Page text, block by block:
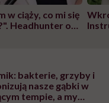
w ciąży, co mi się
Headhunter o
bakterie, grzyby i
nasze gąbki w
tempie, a my